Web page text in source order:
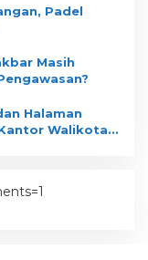
Padel
Masih
Halaman
Walikota